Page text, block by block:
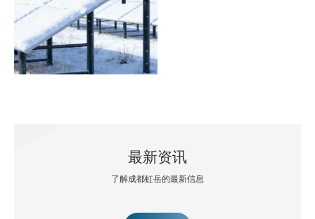
最新资讯
了解成都虹岳的最新信息